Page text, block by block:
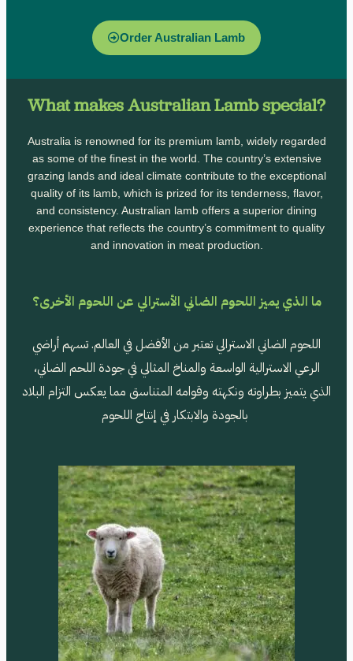
Order Australian Lamb
What makes Australian Lamb special?
Australia is renowned for its premium lamb, widely regarded
as some of the finest in the world. The country’s extensive
grazing lands and ideal climate contribute to the exceptional
quality of its lamb, which is prized for its tenderness, flavor,
and consistency. Australian lamb offers a superior dining
experience that reflects the country’s commitment to quality
and innovation in meat production.
ما الذي يميز اللحوم الضاني الأسترالي عن اللحوم الأخرى؟
اللحوم الضاني الاسترالي تعتبر من الأفضل في العالم.تسهم أراضي
الرعي الاسترالية الواسعة والمناخ المثالي في جودة اللحم الضاني،
الذي يتميز بطراوته ونكهته وقوامه المتناسق مما يعكس التزام البلاد